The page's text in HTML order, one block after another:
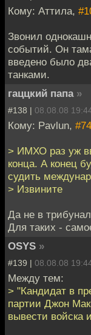
Кому: Аттила,
Звонил
событий. Он
введено было
танками.
гаццкий папа »
#138 | 08.08.08
Кому: Pavlun, #74
> ИМХО раз уж
конца. А конец
судить
> Извините
Да не в
Для таких -
OSYS »
#139 | 08.08.08
Между тем:
> "Кандидат в
партии Джон
вывести войска